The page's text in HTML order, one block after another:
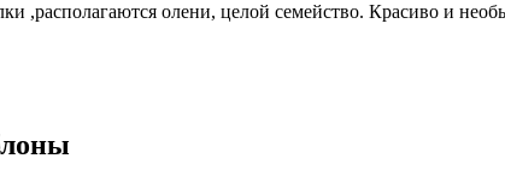
,располагаются олени, целой семейство. Красиво и